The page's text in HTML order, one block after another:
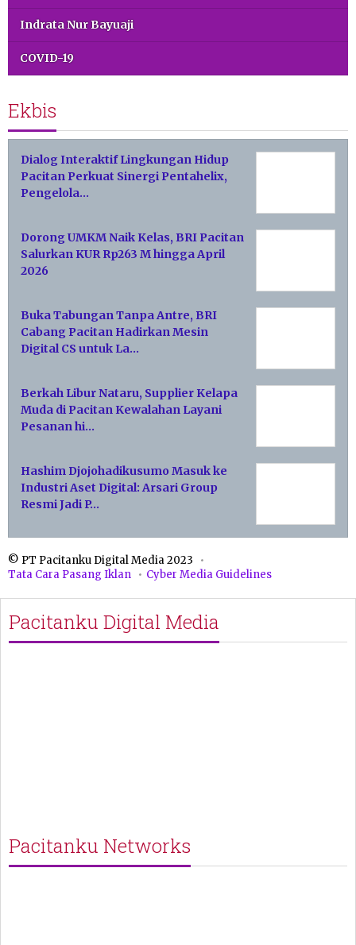
Indrata Nur Bayuaji
COVID-19
Ekbis
Dialog Interaktif Lingkungan Hidup
Pacitan Perkuat Sinergi Pentahelix,
Pengelola…
Dorong UMKM Naik Kelas, BRI Pacitan
Salurkan KUR Rp263 M hingga April
2026
Buka Tabungan Tanpa Antre, BRI
Cabang Pacitan Hadirkan Mesin
Digital CS untuk La…
Berkah Libur Nataru, Supplier Kelapa
Muda di Pacitan Kewalahan Layani
Pesanan hi…
Hashim Djojohadikusumo Masuk ke
Industri Aset Digital: Arsari Group
Resmi Jadi P…
© PT Pacitanku Digital Media 2023
Tata Cara Pasang Iklan
Cyber Media Guidelines
Pacitanku Digital Media
Pacitanku Networks